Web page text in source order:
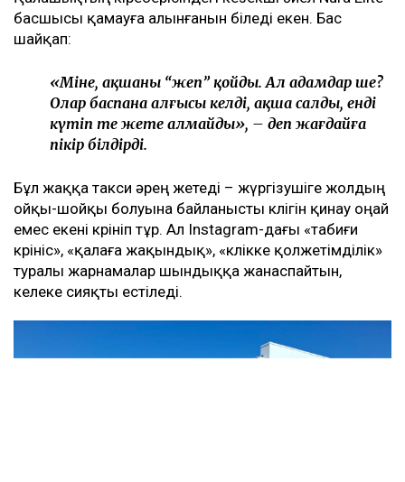
басшысы қамауға алынғанын біледі екен. Бас
шайқап:
«Міне, ақшаны “жеп” қойды. Ал адамдар ше?
Олар баспана алғысы келді, ақша салды, енді
күтіп те жете алмайды», – деп жағдайға
пікір білдірді.
Бұл жаққа такси әрең жетеді – жүргізушіге жолдың
ойқы-шойқы болуына байланысты көлігін қинау оңай
емес екені көрініп тұр. Ал Instagram-дағы «табиғи
көрініс», «қалаға жақындық», «көлікке қолжетімділік»
туралы жарнамалар шындыққа жанаспайтын,
келеке сияқты естіледі.